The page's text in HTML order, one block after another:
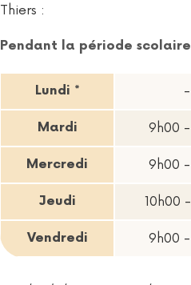
Thiers :
Pendant la période
Horaires d'ouverture en
Lundi * -
Mardi 9h00 -
Mercredi 9h00 -
Jeudi 10h00
Vendredi 9h00 -